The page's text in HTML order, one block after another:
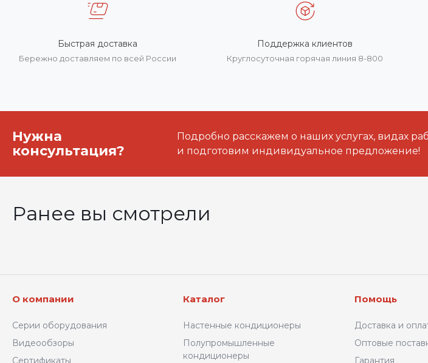
Быстрая доставка
Бережно доставляем по всей России
Поддержка клиентов
Круглосуточная горячая линия 8-800
Нужна
консультация?
Подробно расскажем о наших услугах, видах
и подготовим индивидуальное предложение!
Ранее вы смотрели
О компании
Серии оборудования
Видеообзоры
Сертификаты
Каталог
Настенные кондиционеры
Полупромышленные
кондиционеры
Помощь
Доставка и
Оптовые
Гарантия